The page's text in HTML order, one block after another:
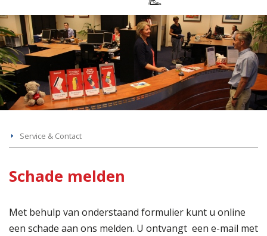
Service & Contact
Schade melden
Met behulp van onderstaand formulier kunt u online
een schade aan ons melden. U ontvangt een e-mail met